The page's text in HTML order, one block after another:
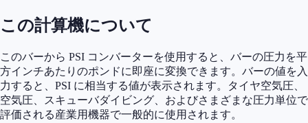
この計算機について
このバーから PSI コンバーターを使用すると、バーの圧力を平
方インチあたりのポンドに即座に変換できます。バーの値を入
力すると、PSI に相当する値が表示されます。タイヤ空気圧、
空気圧、スキューバダイビング、​​およびさまざまな圧力単位で
評価される産業用機器で一般的に使用されます。